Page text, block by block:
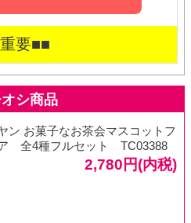
要■■
ン お菓子なお茶会マスコットフ
全4種フルセット TC03388
2,780円(内税)